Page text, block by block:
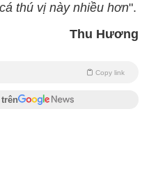
thú vị này nhiều hơn".
Thu Hương
Copy link